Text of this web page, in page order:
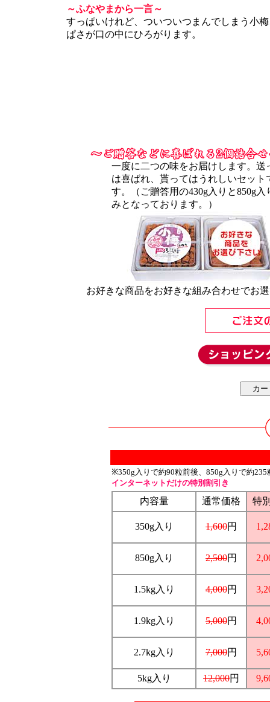
～ふなやまから一言～
すっぱいけれど、ついついつまんでしまう小
ぱさが口の中にひろがります。
一度に二つの味をお届けします。送
は喜ばれ、貰ってはうれしいセット
す。（ご贈答用の430g入りと850g入
みとなっております。）
お好きな商品をお好きな組み合わせでお
※350g入りで約90粒前後、850g入りで約
インターネットだけの特別割引き
内容量 通常価格 特
350g入り 1,600円
850g入り 2,500円
1.5kg入り 4,000円
1.9kg入り 5,000円
2.7kg入り 7,000円
5kg入り 12,000円